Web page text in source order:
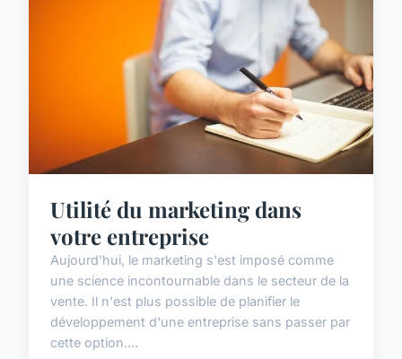
Utilité du marketing dans
votre entreprise
Aujourd'hui, le marketing s'est imposé comme
une science incontournable dans le secteur de la
vente. Il n'est plus possible de planifier le
développement d'une entreprise sans passer par
cette option....